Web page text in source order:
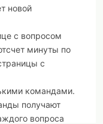
новой
с вопросом
минуты по
с
командами.
получают
вопроса